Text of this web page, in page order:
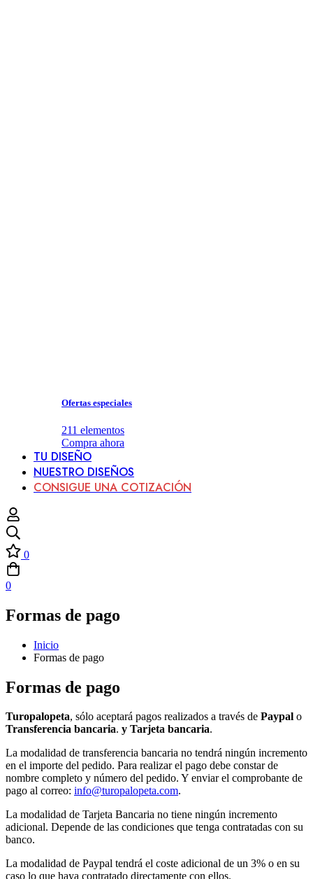
Ofertas especiales
211 elementos
Compra ahora
TU DISEÑO
NUESTRO DISEÑOS
CONSIGUE UNA COTIZACIÓN
0
0
Formas de pago
Inicio
Formas de pago
Formas de pago
Turopalopeta, sólo aceptará pagos realizados a través de Paypal o
Transferencia bancaria. y Tarjeta bancaria.
La modalidad de transferencia bancaria no tendrá ningún incremento
en el importe del pedido. Para realizar el pago debe constar de
nombre completo y número del pedido. Y enviar el comprobante de
pago al correo: info@turopalopeta.com.
La modalidad de Tarjeta Bancaria no tiene ningún incremento
adicional. Depende de las condiciones que tenga contratadas con su
banco.
La modalidad de Paypal tendrá el coste adicional de un 3% o en su
caso lo que haya contratado directamente con ellos.